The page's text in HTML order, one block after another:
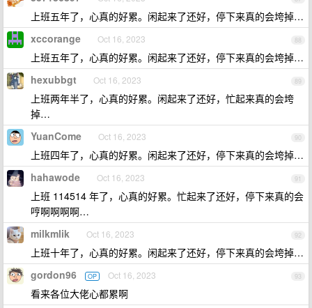
上班五年了，心真的好累。闲起来了还好，停下来真的会垮掉…
88
xccorange Oct 16, 2023
上班五年了，心真的好累。闲起来了还好，停下来真的会垮掉…
89
hexubbgt Oct 16, 2023
上班两年半了，心真的好累。闲起来了还好，忙起来真的会垮
掉…
90
YuanCome Oct 16, 2023
上班四年了，心真的好累。闲起来了还好，停下来真的会垮掉…
91
hahawode Oct 16, 2023
上班 114514 年了，心真的好累。忙起来了还好，停下来真的会
哼啊啊啊啊…
92
milkmlik Oct 16, 2023
上班十年了，心真的好累。闲起来了还好，停下来真的会垮掉…
93
gordon96 OP Oct 16, 2023
看来各位大佬心都累啊